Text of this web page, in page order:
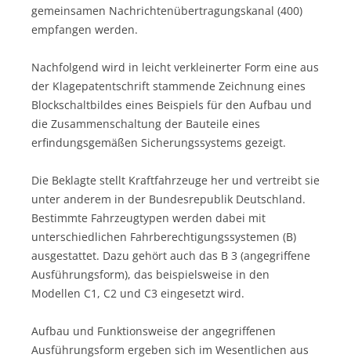
gemeinsamen Nachrichtenübertragungskanal (400)
empfangen werden.
Nachfolgend wird in leicht verkleinerter Form eine aus
der Klagepatentschrift stammende Zeichnung eines
Blockschaltbildes eines Beispiels für den Aufbau und
die Zusammenschaltung der Bauteile eines
erfindungsgemäßen Sicherungssystems gezeigt.
Die Beklagte stellt Kraftfahrzeuge her und vertreibt sie
unter anderem in der Bundesrepublik Deutschland.
Bestimmte Fahrzeugtypen werden dabei mit
unterschiedlichen Fahrberechtigungssystemen (B)
ausgestattet. Dazu gehört auch das B 3 (angegriffene
Ausführungsform), das beispielsweise in den
Modellen C1, C2 und C3 eingesetzt wird.
Aufbau und Funktionsweise der angegriffenen
Ausführungsform ergeben sich im Wesentlichen aus